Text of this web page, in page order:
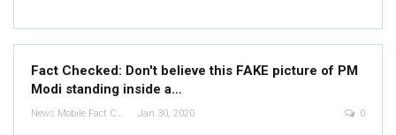
Fact Checked: Don't believe this FAKE picture of PM
Modi standing inside a…
News Mobile Fact Check Bureau Jan 30, 2020 0